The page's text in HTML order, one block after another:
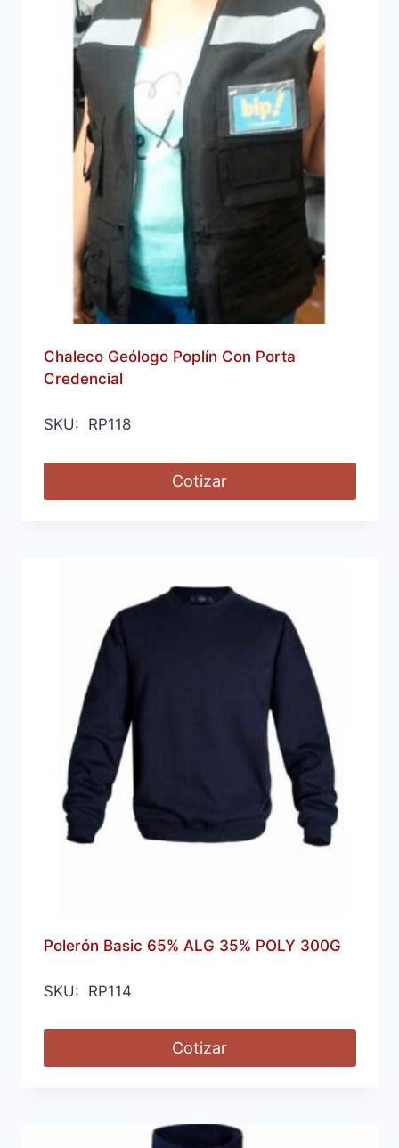
Chaleco Geólogo Poplín Con Porta
Credencial
SKU: RP118
Cotizar
Polerón Basic 65% ALG 35% POLY 300G
SKU: RP114
Cotizar